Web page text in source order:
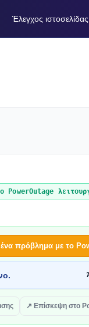
Έλεγχος ιστοσελίδας
PowerOutage
πρόβλημα με το
↗ Επίσκεψη στο